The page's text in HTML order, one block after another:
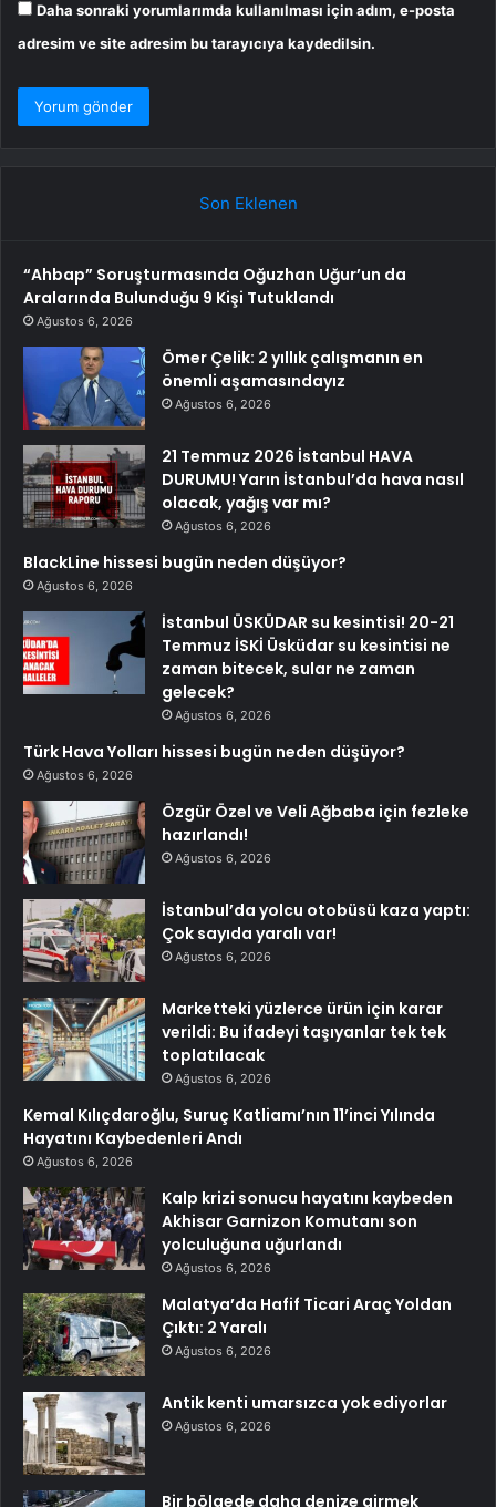
Daha sonraki yorumlarımda kullanılması için adım, e-posta
adresim ve site adresim bu tarayıcıya kaydedilsin.
Son Eklenen
“Ahbap” Soruşturmasında Oğuzhan Uğur’un da
Aralarında Bulunduğu 9 Kişi Tutuklandı
Ağustos 6, 2026
Ömer Çelik: 2 yıllık çalışmanın en
önemli aşamasındayız
Ağustos 6, 2026
21 Temmuz 2026 İstanbul HAVA
DURUMU! Yarın İstanbul’da hava nasıl
olacak, yağış var mı?
Ağustos 6, 2026
BlackLine hissesi bugün neden düşüyor?
Ağustos 6, 2026
İstanbul ÜSKÜDAR su kesintisi! 20-21
Temmuz İSKİ Üsküdar su kesintisi ne
zaman bitecek, sular ne zaman
gelecek?
Ağustos 6, 2026
Türk Hava Yolları hissesi bugün neden düşüyor?
Ağustos 6, 2026
Özgür Özel ve Veli Ağbaba için fezleke
hazırlandı!
Ağustos 6, 2026
İstanbul’da yolcu otobüsü kaza yaptı:
Çok sayıda yaralı var!
Ağustos 6, 2026
Marketteki yüzlerce ürün için karar
verildi: Bu ifadeyi taşıyanlar tek tek
toplatılacak
Ağustos 6, 2026
Kemal Kılıçdaroğlu, Suruç Katliamı’nın 11’inci Yılında
Hayatını Kaybedenleri Andı
Ağustos 6, 2026
Kalp krizi sonucu hayatını kaybeden
Akhisar Garnizon Komutanı son
yolculuğuna uğurlandı
Ağustos 6, 2026
Malatya’da Hafif Ticari Araç Yoldan
Çıktı: 2 Yaralı
Ağustos 6, 2026
Antik kenti umarsızca yok ediyorlar
Ağustos 6, 2026
Bir bölgede daha denize girmek